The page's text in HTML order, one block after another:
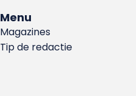
Menu
Magazines
Tip de redactie